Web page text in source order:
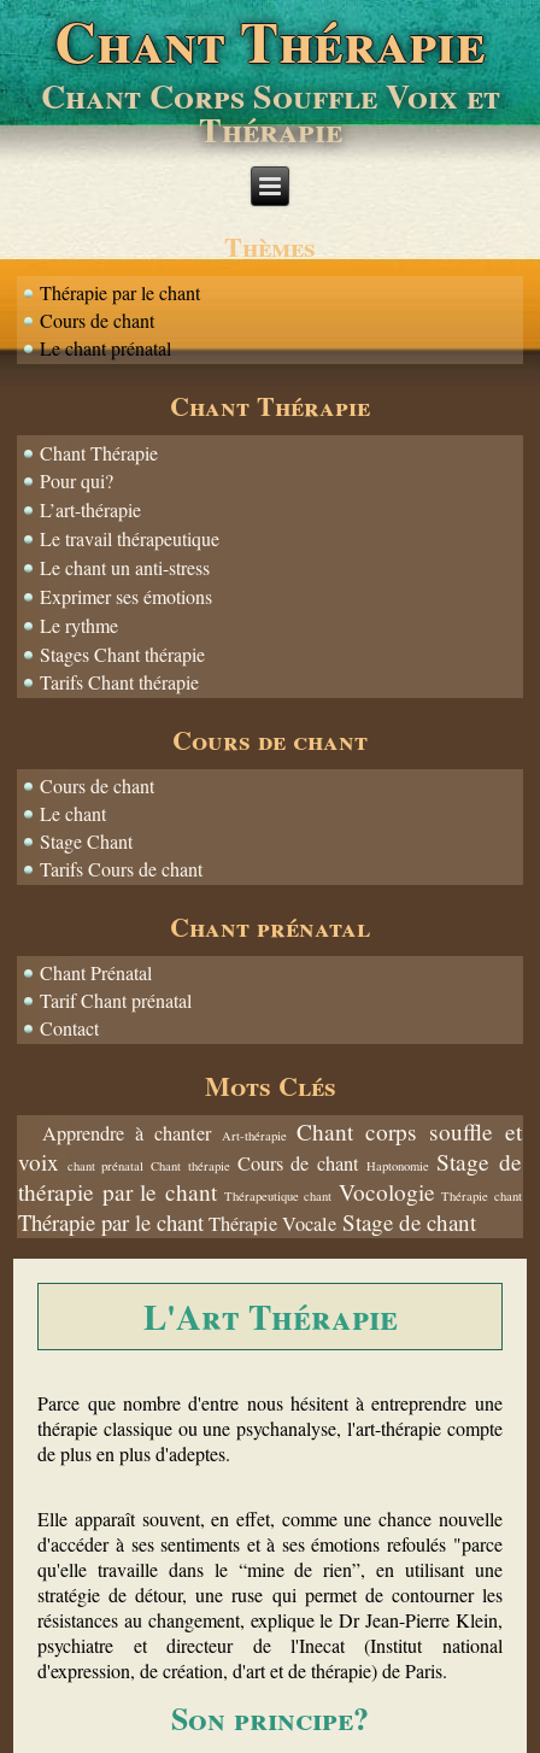
Chant Thérapie
Chant Corps Souffle Voix et
Thérapie
Thèmes
Thérapie par le chant
Cours de chant
Le chant prénatal
Chant Thérapie
Chant Thérapie
Pour qui?
L’art-thérapie
Le travail thérapeutique
Le chant un anti-stress
Exprimer ses émotions
Le rythme
Stages Chant thérapie
Tarifs Chant thérapie
Cours de chant
Cours de chant
Le chant
Stage Chant
Tarifs Cours de chant
Chant prénatal
Chant Prénatal
Tarif Chant prénatal
Contact
Mots Clés
Apprendre à chanter Art-thérapie
Chant corps souffle et
voix
chant prénatal Chant thérapie Cours de chant Haptonomie Stage de
thérapie par le chant Thérapeutique chant Vocologie Thérapie chant
Thérapie par le chant Thérapie Vocale Stage de chant
L'Art Thérapie
Parce que nombre d'entre nous hésitent à entreprendre une
thérapie classique ou une psychanalyse, l'art-thérapie compte
de plus en plus d'adeptes.
Elle apparaît souvent, en effet, comme une chance nouvelle
d'accéder à ses sentiments et à ses émotions refoulés "parce
qu'elle travaille dans le “mine de rien”, en utilisant une
stratégie de détour, une ruse qui permet de contourner les
résistances au changement, explique le Dr Jean-Pierre Klein,
psychiatre et directeur de l'Inecat (Institut national
d'expression, de création, d'art et de thérapie) de Paris.
Son principe?